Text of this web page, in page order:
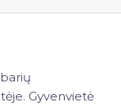
Gyvenvietė